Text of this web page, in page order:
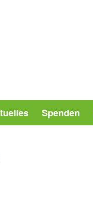
Spenden